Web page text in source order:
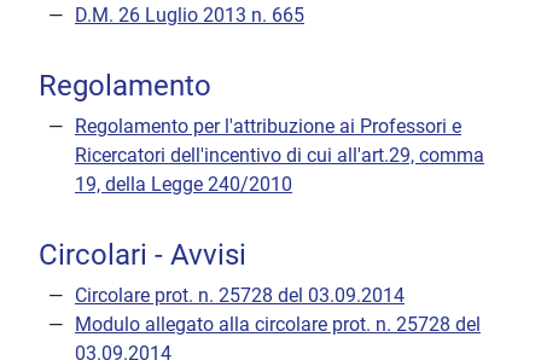
D.M. 26 Luglio 2013 n. 665
Regolamento
Regolamento per l'attribuzione ai Professori e
Ricercatori dell'incentivo di cui all'art.29, comma
19, della Legge 240/2010
Circolari - Avvisi
Circolare prot. n. 25728 del 03.09.2014
Modulo allegato alla circolare prot. n. 25728 del
03.09.2014